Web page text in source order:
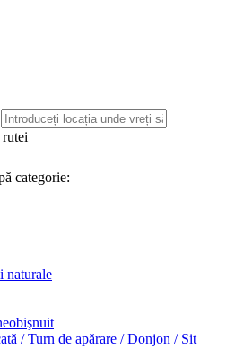
categorie:
naturale
/ Turn de apărare / Donjon / Sit